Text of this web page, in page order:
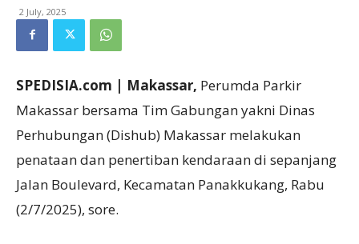
2 July, 2025
SPEDISIA.com | Makassar, Perumda Parkir
Makassar bersama Tim Gabungan yakni Dinas
Perhubungan (Dishub) Makassar melakukan
penataan dan penertiban kendaraan di sepanjang
Jalan Boulevard, Kecamatan Panakkukang, Rabu
(2/7/2025), sore.